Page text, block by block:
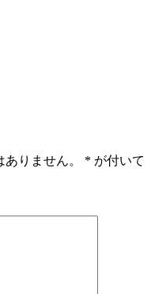
りません。 * が付いて